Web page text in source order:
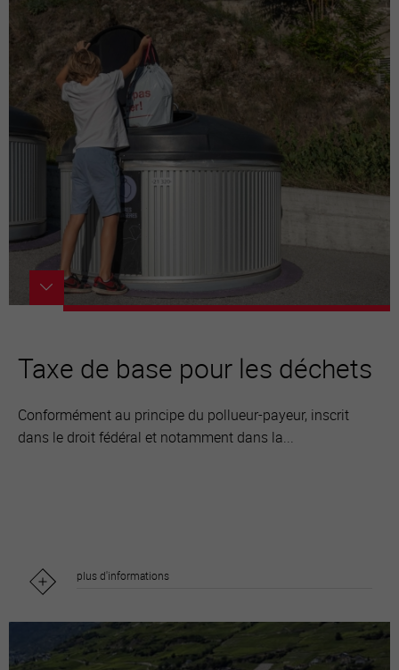
Taxe de base pour les déchets
Conformément au principe du pollueur-payeur, inscrit
dans le droit fédéral et notamment dans la...
plus d'informations